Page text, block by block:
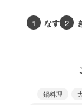
1 なす 2
鍋料理